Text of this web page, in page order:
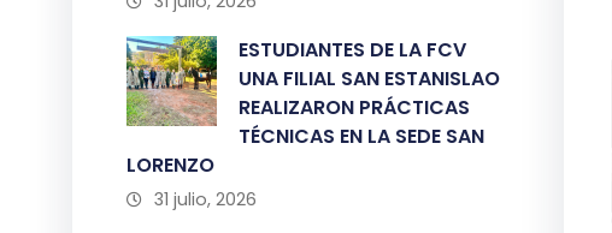
ESTUDIANTES DE LA FCV
UNA FILIAL SAN ESTANISLAO
REALIZARON PRÁCTICAS
TÉCNICAS EN LA SEDE SAN
LORENZO
31 julio, 2026